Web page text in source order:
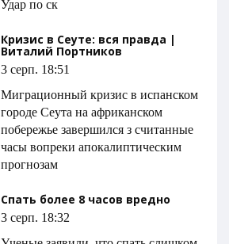
Удар по ск
Кризис в Сеуте: вся правда |
Виталий Портников
3 серп. 18:51
Миграционный кризис в испанском
городе Сеута на африканском
побережье завершился з считанные
часы вопреки апокалиптическим
прогнозам
Спать более 8 часов вредно
3 серп. 18:32